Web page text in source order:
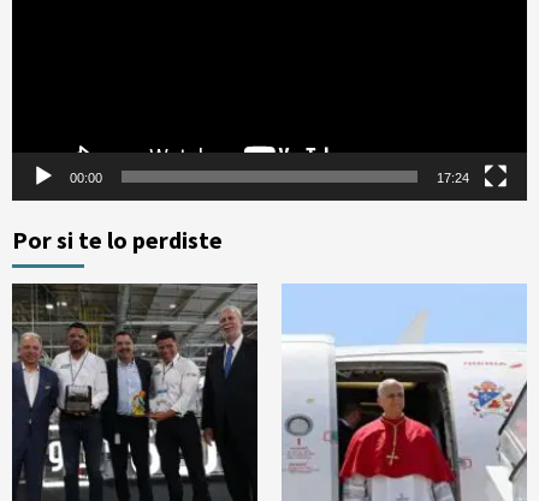
00:00 17:24
Por si te lo perdiste